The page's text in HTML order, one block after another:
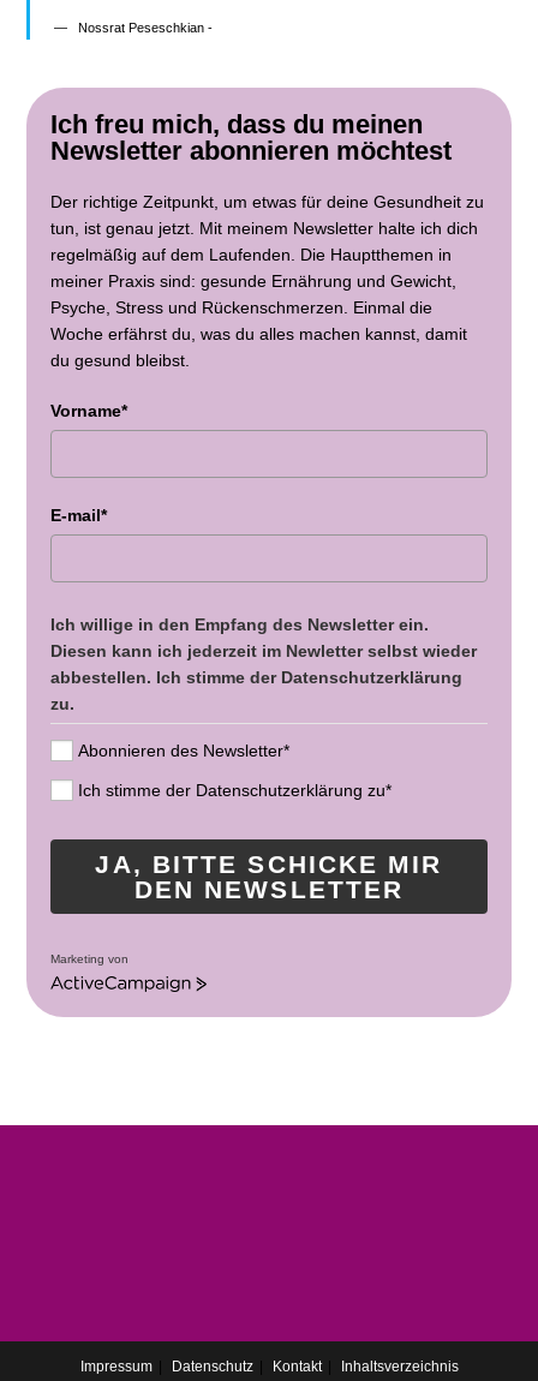
Nossrat Peseschkian -
Ich freu mich, dass du meinen
Newsletter abonnieren möchtest
Der richtige Zeitpunkt, um etwas für deine Gesundheit zu
tun, ist genau jetzt. Mit meinem Newsletter halte ich dich
regelmäßig auf dem Laufenden. Die Hauptthemen in
meiner Praxis sind: gesunde Ernährung und Gewicht,
Psyche, Stress und Rückenschmerzen. Einmal die
Woche erfährst du, was du alles machen kannst, damit
du gesund bleibst.
Vorname*
E-mail*
Ich willige in den Empfang des Newsletter ein.
Diesen kann ich jederzeit im Newletter selbst wieder
abbestellen. Ich stimme der Datenschutzerklärung
zu.
Abonnieren des Newsletter*
Ich stimme der Datenschutzerklärung zu*
JA, BITTE SCHICKE MIR
DEN NEWSLETTER
Marketing von
A
Impressum Datenschutz Kontakt Inhaltsverzeichnis